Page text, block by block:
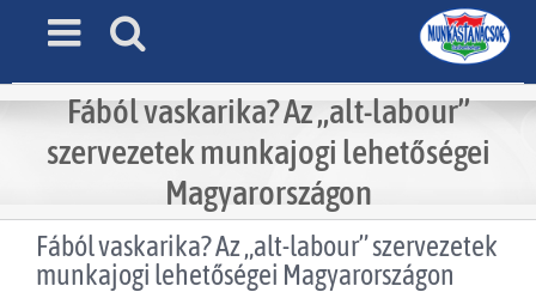
Fából vaskarika? Az „alt-labour”
szervezetek munkajogi lehetőségei
Magyarországon
Fából vaskarika? Az „alt-labour” szervezetek
munkajogi lehetőségei Magyarországon